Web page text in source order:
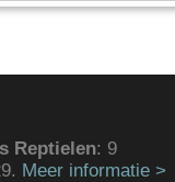
Reptielen: 9
Meer informatie >